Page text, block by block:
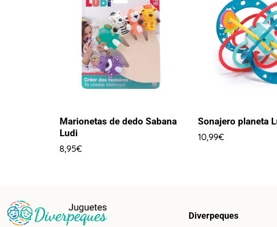
Marionetas de dedo Sabana
Ludi
8,95€
Sonajero planeta
10,99€
Diverpeques